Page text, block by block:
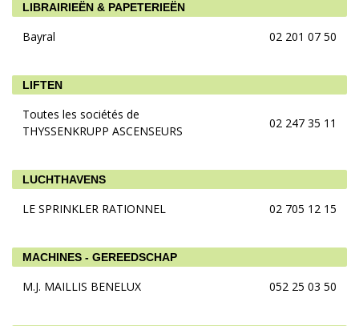
LIBRAIRIEËN & PAPETERIEËN
Bayral 02 201 07 50
LIFTEN
Toutes les sociétés de
THYSSENKRUPP ASCENSEURS
02 247 35 11
LUCHTHAVENS
LE SPRINKLER RATIONNEL 02 705 12 15
MACHINES - GEREEDSCHAP
M.J. MAILLIS BENELUX 052 25 03 50